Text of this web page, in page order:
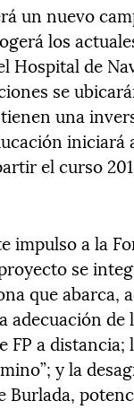
un nuevo
los
Hospital de
se
una
iniciará
el curso
impulso a la
se
que abarca,
adecuación
a
y la
Burlada,